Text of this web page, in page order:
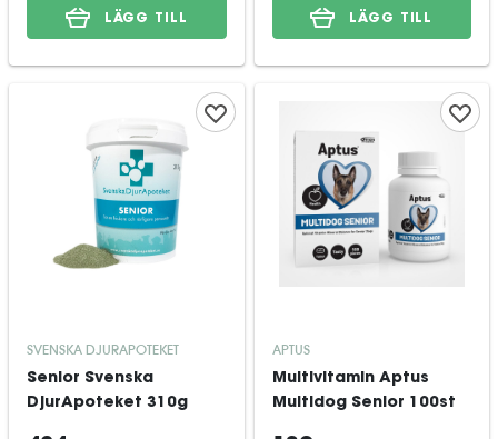
LÄGG TILL LÄGG TILL
SVENSKA DJURAPOTEKET
Senior Svenska
DjurApoteket 310g
APTUS
Multivitamin Aptus
Multidog Senior 100st